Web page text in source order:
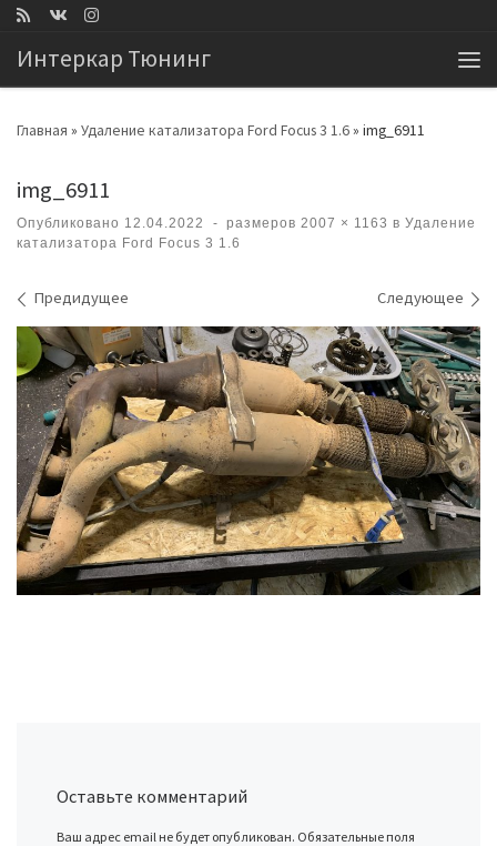
Интеркар Тюнинг
Главная » Удаление катализатора Ford Focus 3 1.6» img_6911
img_6911
Опубликовано 12.04.2022 - размеров 2007 × 1163 в Удаление
катализатора Ford Focus 3 1.6
Навигация по изображениям
Предидущее Следующее
Оставьте комментарий
Ваш адрес email не будет опубликован. Обязательные поля